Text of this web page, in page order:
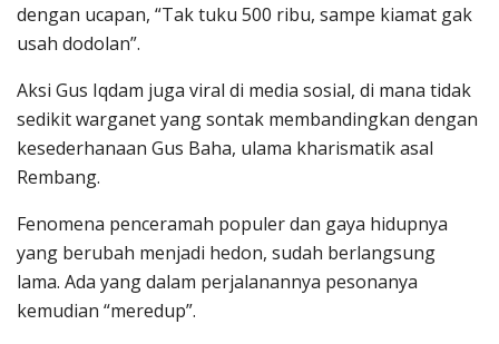
dengan ucapan, “Tak tuku 500 ribu, sampe kiamat gak
usah dodolan”.
Aksi Gus Iqdam juga viral di media sosial, di mana tidak
sedikit warganet yang sontak membandingkan dengan
kesederhanaan Gus Baha, ulama kharismatik asal
Rembang.
Fenomena penceramah populer dan gaya hidupnya
yang berubah menjadi hedon, sudah berlangsung
lama. Ada yang dalam perjalanannya pesonanya
kemudian “meredup”.